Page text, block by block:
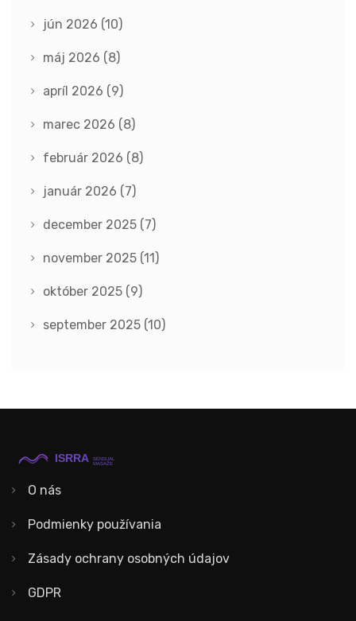
jún 2026 (10)
máj 2026 (8)
apríl 2026 (9)
marec 2026 (8)
február 2026 (8)
január 2026 (7)
december 2025 (7)
november 2025 (11)
október 2025 (9)
september 2025 (10)
O nás
Podmienky používania
Zásady ochrany osobných údajov
GDPR